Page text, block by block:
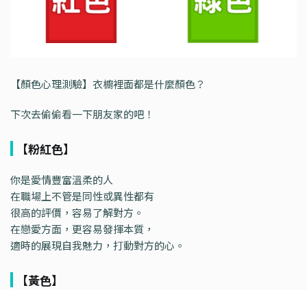
【顏色心理測驗】衣櫥裡面都是什麼顏色？
下次去偷偷看一下朋友家的吧！
【粉紅色】
你是愛情豐富溫柔的人
在職場上不管是同性或異性都有
很高的評價，容易了解對方。
在戀愛方面，更容易發揮本質，
適時的展現自我魅力，打動對方的心。
【黃色】